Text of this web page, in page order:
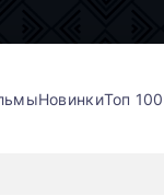
НовинкиТоп 100